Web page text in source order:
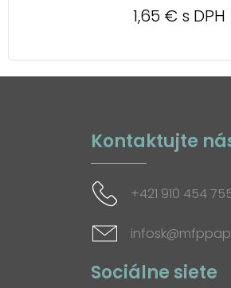
1,65 € s DPH
Kontaktujte
+421 910 454
Sociálne siete